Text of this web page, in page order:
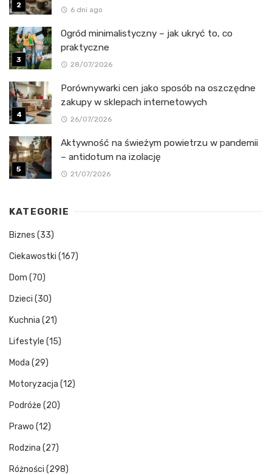
6 dni ago
Ogród minimalistyczny – jak ukryć to, co
praktyczne
28/07/2026
Porównywarki cen jako sposób na oszczędne
zakupy w sklepach internetowych
26/07/2026
Aktywność na świeżym powietrzu w pandemii
– antidotum na izolację
21/07/2026
KATEGORIE
Biznes (33)
Ciekawostki (167)
Dom (70)
Dzieci (30)
Kuchnia (21)
Lifestyle (15)
Moda (29)
Motoryzacja (12)
Podróże (20)
Prawo (12)
Rodzina (27)
Różności (298)